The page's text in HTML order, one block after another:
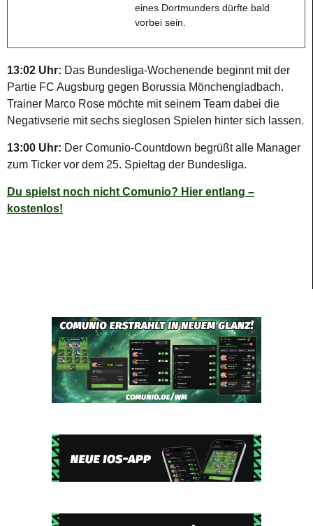
eines Dortmunders dürfte bald
vorbei sein.
13:02 Uhr: Das Bundesliga-Wochenende beginnt mit der
Partie FC Augsburg gegen Borussia Mönchengladbach.
Trainer Marco Rose möchte mit seinem Team dabei die
Negativserie mit sechs sieglosen Spielen hinter sich lassen.
13:00 Uhr: Der Comunio-Countdown begrüßt alle Manager
zum Ticker vor dem 25. Spieltag der Bundesliga.
Du spielst noch nicht Comunio? Hier entlang –
kostenlos!